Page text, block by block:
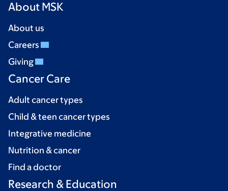
About MSK
About us
Careers
Giving
Cancer Care
Adult cancer types
Child & teen cancer types
Integrative medicine
Nutrition & cancer
Find a doctor
Research & Education